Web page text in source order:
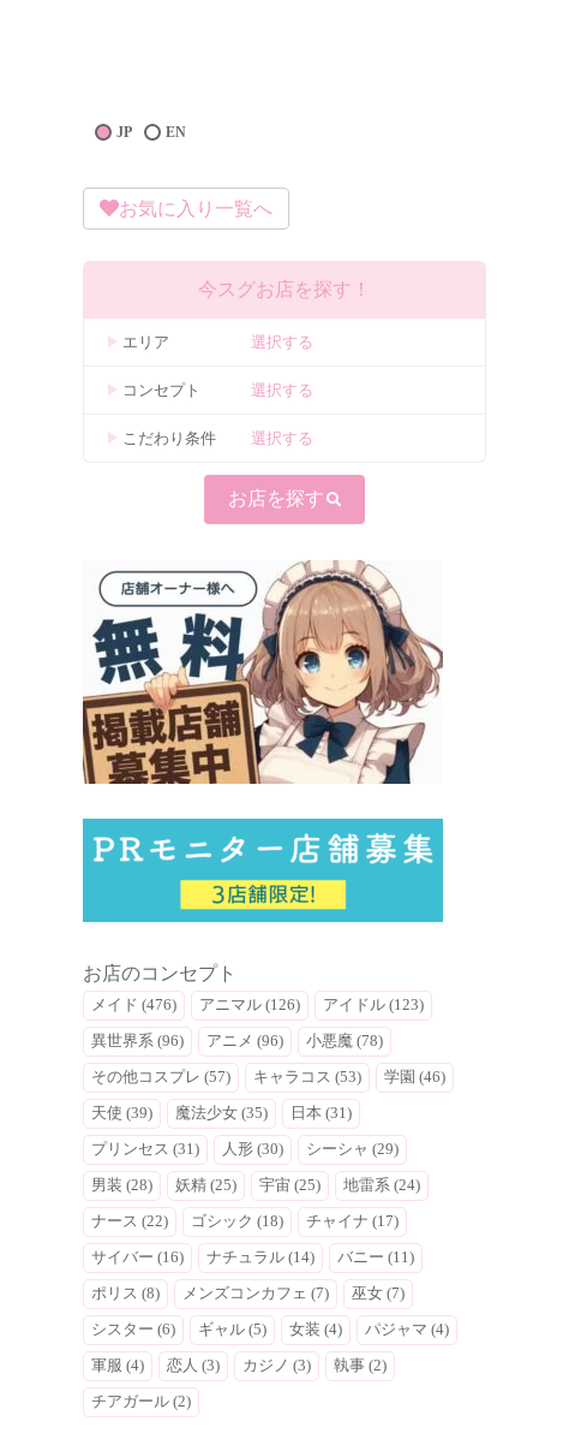
EN
JP
お気に入り一覧へ
今スグお店を探す！
エリア 選択する
コンセプト 選択する
こだわり条件 選択する
お店を探す
お店のコンセプト
メイド (476) アニマル (126) アイドル (123)
異世界系 (96) アニメ (96) 小悪魔 (78)
その他コスプレ (57) キャラコス (53) 学園 (46)
天使 (39) 魔法少女 (35) 日本 (31)
プリンセス (31) 人形 (30) シーシャ (29)
男装 (28) 妖精 (25) 宇宙 (25) 地雷系 (24)
ナース (22) ゴシック (18) チャイナ (17)
サイバー (16) ナチュラル (14) バニー (11)
ポリス (8) メンズコンカフェ (7) 巫女 (7)
シスター (6) ギャル (5) 女装 (4) パジャマ (4)
軍服 (4) 恋人 (3) カジノ (3) 執事 (2)
チアガール (2)